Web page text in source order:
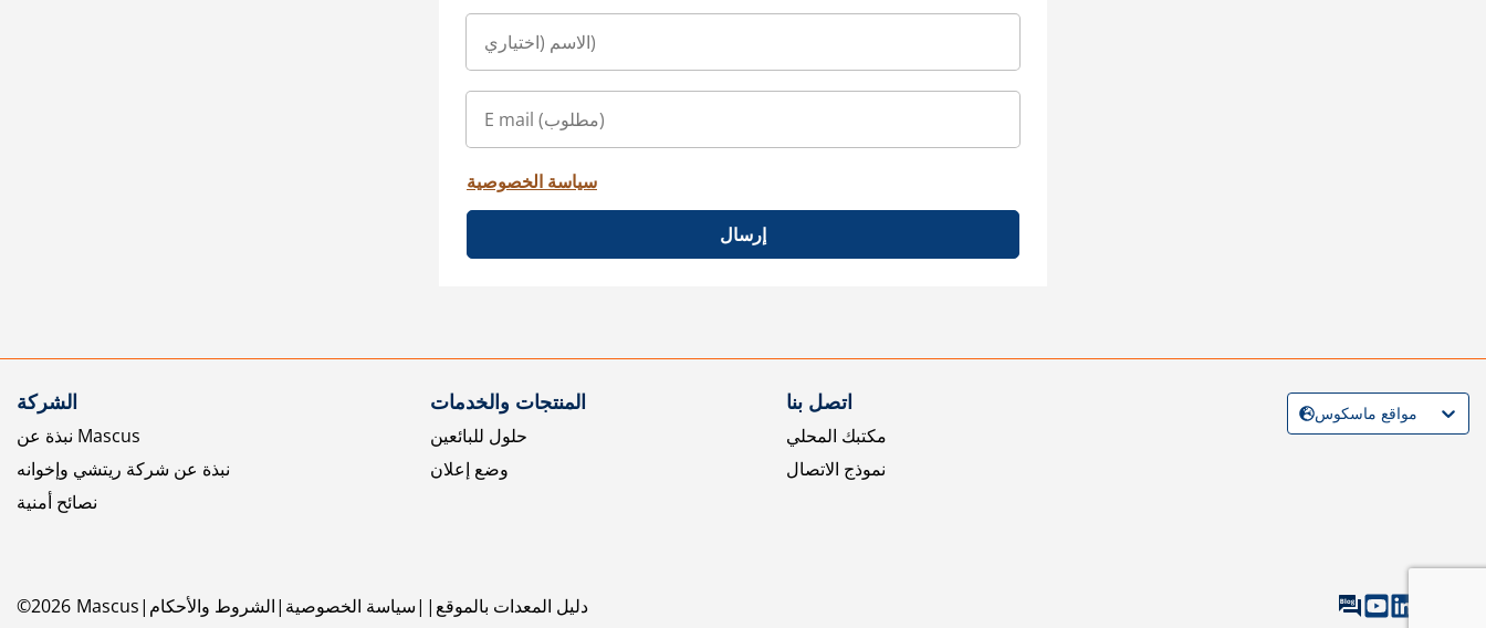
سياسة الخصوصية
إرسال
الشركة
نبذة عن Mascus
نبذة عن شركة ريتشي وإخوانه
نصائح أمنية
المنتجات والخدمات
حلول للبائعين
وضع إعلان
اتصل بنا
مكتبك المحلي
نموذج الاتصال
©2026 Mascus الشروط والأحكام سياسة الخصوصية دليل المعدات بالموقع
مواقع ماسكوس